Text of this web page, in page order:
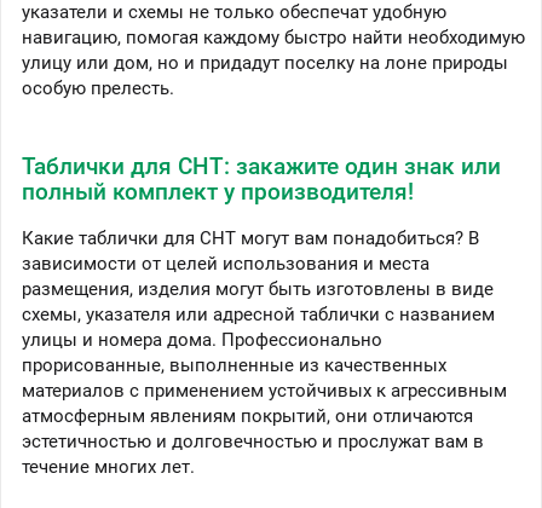
указатели и схемы не только обеспечат удобную
навигацию, помогая каждому быстро найти необходимую
улицу или дом, но и придадут поселку на лоне природы
особую прелесть.
Таблички для СНТ: закажите один знак или
полный комплект у производителя!
Какие таблички для СНТ могут вам понадобиться? В
зависимости от целей использования и места
размещения, изделия могут быть изготовлены в виде
схемы, указателя или адресной таблички с названием
улицы и номера дома. Профессионально
прорисованные, выполненные из качественных
материалов с применением устойчивых к агрессивным
атмосферным явлениям покрытий, они отличаются
эстетичностью и долговечностью и прослужат вам в
течение многих лет.